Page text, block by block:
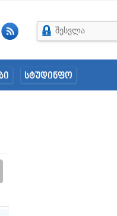
შესვლა
სტუდინფო